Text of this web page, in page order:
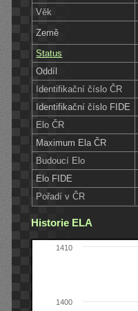
Věk
Země
Status
Oddíl
Identifikační číslo ČR
Identifikační číslo FIDE
Elo ČR
Maximum Ela ČR
Budoucí Elo
Elo FIDE
Pořadí v ČR
Historie ELA
1400
1410